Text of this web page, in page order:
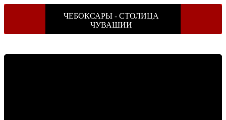
ЧЕБОКСАРЫ - СТОЛИЦА
ЧУВАШИИ